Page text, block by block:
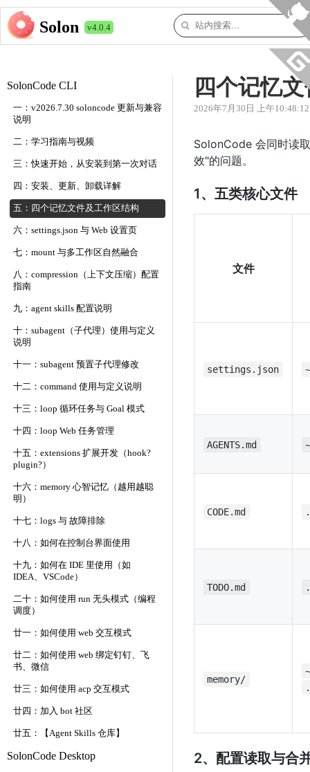
Solon v4.0.4
SolonCode CLI
一：v2026.7.30 soloncode 更新与兼容
说明
二：学习指南与视频
三：快速开始，从安装到第一次对话
四：安装、更新、卸载详解
五：四个记忆文件及工作区结构
六：settings.json 与 Web 设置页
七：mount 与多工作区自然融合
八：compression（上下文压缩）配置
指南
九：agent skills 配置说明
十：subagent（子代理）使用与定义
说明
十一：subagent 预置子代理修改
十二：command 使用与定义说明
十三：loop 循环任务与 Goal 模式
十四：loop Web 任务管理
十五：extensions 扩展开发（hook?
plugin?）
十六：memory 心智记忆（越用越聪
明）
十七：logs 与 故障排除
十八：如何在控制台界面使用
十九：如何在 IDE 里使用（如
IDEA、VSCode）
二十：如何使用 run 无头模式（编程
调度）
廿一：如何使用 web 交互模式
廿二：如何使用 web 绑定钉钉、飞
书、微信
廿三：如何使用 acp 交互模式
廿四：加入 bot 社区
廿五：【Agent Skills 仓库】
SolonCode Desktop
四个记忆
2026年7月30日 上午10:48:12
SolonCode 会同时读
效"的问题。
1、五类核心文件
文件
settings.json
AGENTS.md
CODE.md
TODO.md
memory/
2、配置读取与合